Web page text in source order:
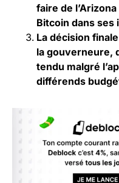
faire de
Bitcoin dans
La décision
la gouverneure,
tendu malgré
différends